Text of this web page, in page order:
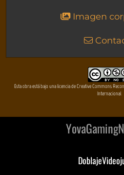
Imagen
Esta obra está bajo una licencia de Creative Commons
Internacional